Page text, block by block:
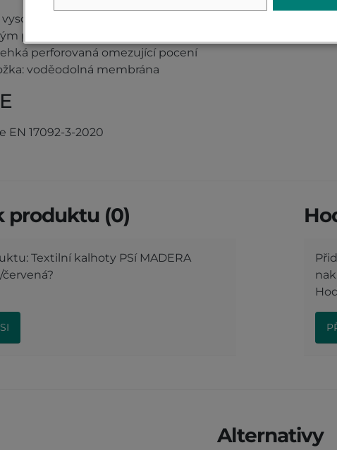
pevnostní Cordura® 500 + 17 % vysoce pevnostní
potiskem
perforovaná omezující pocení
voděodolná membrána
EN 17092-3-2020
produktu (0)
Textilní kalhoty PSí MADERA
Alternativy